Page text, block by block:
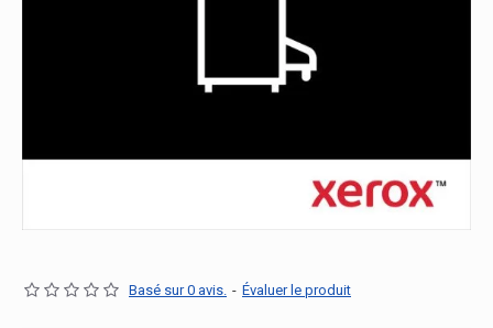
Basé sur 0 avis. - Évaluer le produit